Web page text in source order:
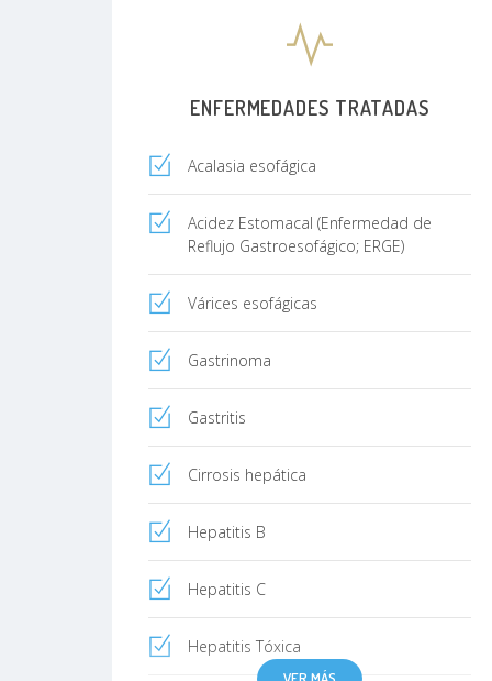
ENFERMEDADES TRATADAS
Acalasia esofágica
Acidez Estomacal (Enfermedad de
Reflujo Gastroesofágico; ERGE)
Várices esofágicas
Gastrinoma
Gastritis
Cirrosis hepática
Hepatitis B
Hepatitis C
Hepatitis Tóxica